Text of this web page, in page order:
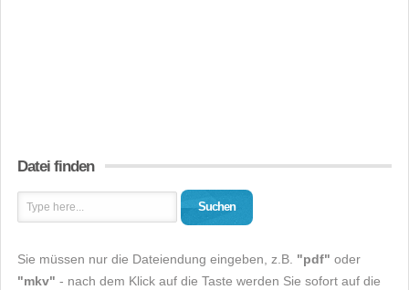
Datei finden
Suchen
Sie müssen nur die Dateiendung eingeben, z.B. "pdf" oder
"mkv" - nach dem Klick auf die Taste werden Sie sofort auf die